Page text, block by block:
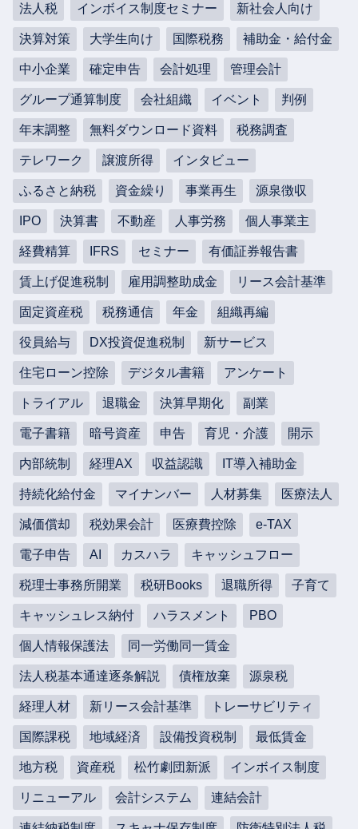
法人税 インボイス制度セミナー 新社会人向け
決算対策 大学生向け 国際税務 補助金・給付金
中小企業 確定申告 会計処理 管理会計
グループ通算制度 会社組織 イベント 判例
年末調整 無料ダウンロード資料 税務調査
テレワーク 譲渡所得 インタビュー
ふるさと納税 資金繰り 事業再生 源泉徴収
IPO 決算書 不動産 人事労務 個人事業主
経費精算 IFRS セミナー 有価証券報告書
賃上げ促進税制 雇用調整助成金 リース会計基準
固定資産税 税務通信 年金 組織再編
役員給与 DX投資促進税制 新サービス
住宅ローン控除 デジタル書籍 アンケート
トライアル 退職金 決算早期化 副業
電子書籍 暗号資産 申告 育児・介護 開示
内部統制 経理AX 収益認識 IT導入補助金
持続化給付金 マイナンバー 人材募集 医療法人
減価償却 税効果会計 医療費控除 e-TAX
電子申告 AI カスハラ キャッシュフロー
税理士事務所開業 税研Books 退職所得 子育て
キャッシュレス納付 ハラスメント PBO
個人情報保護法 同一労働同一賃金
法人税基本通達逐条解説 債権放棄 源泉税
経理人材 新リース会計基準 トレーサビリティ
国際課税 地域経済 設備投資税制 最低賃金
地方税 資産税 松竹劇団新派 インボイス制度
リニューアル 会計システム 連結会計